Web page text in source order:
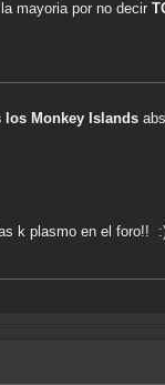
mayoria por no decir
los Monkey Islands
k plasmo en el foro!!